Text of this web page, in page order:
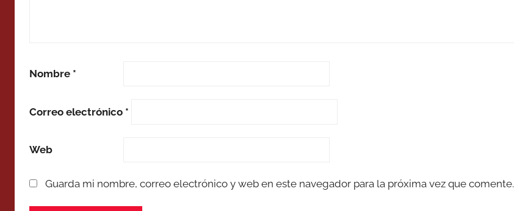
Nombre *
Correo electrónico *
Web
Guarda mi nombre, correo electrónico y web en este navegador para la próxima vez que comente.